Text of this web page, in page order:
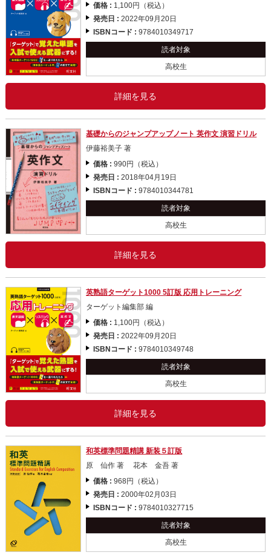
価格 : 1,100円（税込）
発売日 :2022年09月20日
ISBNコード :9784010349717
読者対象
高校生
詳細を見る
基礎からのジャンプアップノート 英作文 演習ドリル
伊藤裕美子 著
価格 :990円（税込）
発売日 :2018年04月19日
ISBNコード :9784010344781
読者対象
高校生
詳細を見る
英熟語ターゲット1000 5訂版 応用トレーニング
ターゲット編集部 編
価格 : 1,100円（税込）
発売日 :2022年09月20日
ISBNコード :9784010349748
読者対象
高校生
詳細を見る
和英標準問題精講 新装５訂版
原 仙作 著 花本 金吾 著
価格 :968円（税込）
発売日 :2000年02月03日
ISBNコード :9784010327715
読者対象
高校生